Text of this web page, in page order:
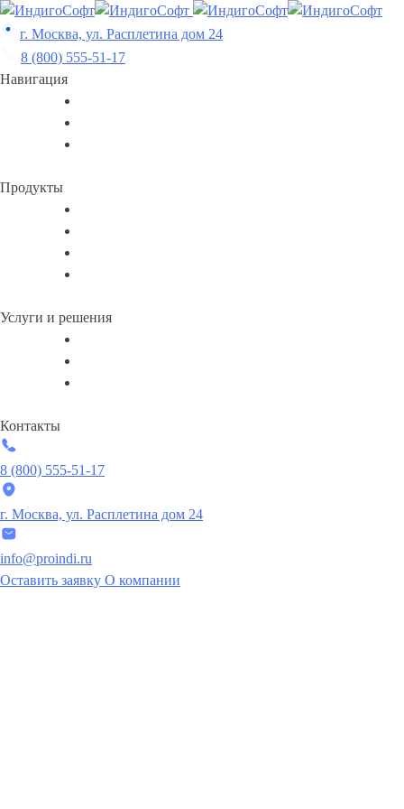
Skip
to
content
г. Москва, ул. Расплетина дом 24
8 (800) 555-51-17
Навигация
Продукты
Услуги и решения
Контакты
8 (800) 555-51-17
г. Москва, ул. Расплетина дом 24
info@proindi.ru
Оставить заявку О компании